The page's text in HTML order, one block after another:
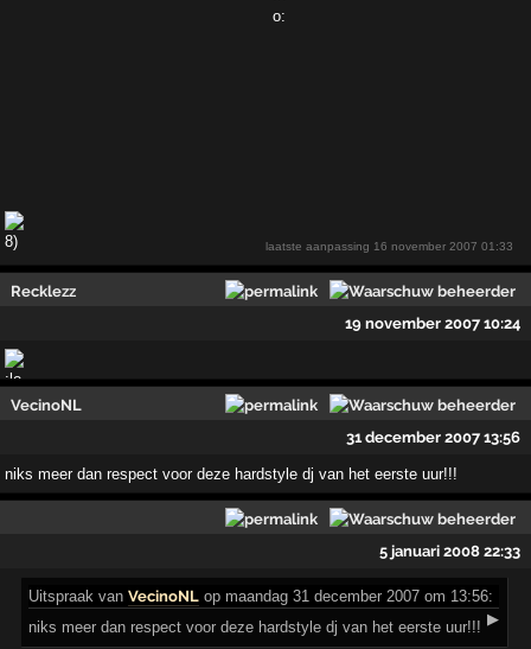
laatste aanpassing 16 november 2007 01:33
Recklezz
19 november 2007 10:24
VecinoNL
31 december 2007 13:56
niks meer dan respect voor deze hardstyle dj van het eerste uur!!!
5 januari 2008 22:33
Uitspraak vanVecinoNL op maandag 31 december 2007 om 13:56:
▶
niks meer dan respect voor deze hardstyle dj van het eerste uur!!!